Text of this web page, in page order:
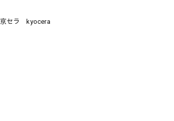
京セラ kyocera